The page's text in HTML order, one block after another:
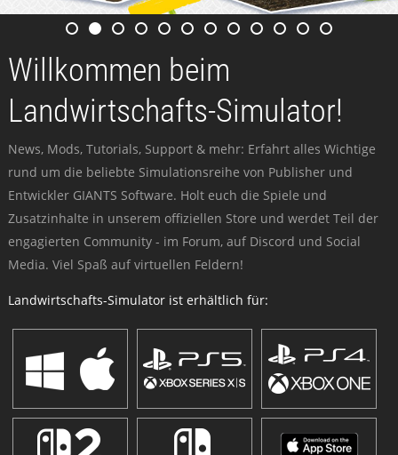
Willkommen beim
Landwirtschafts-Simulator!
News, Mods, Tutorials, Support & mehr: Erfahrt alles Wichtige
rund um die beliebte Simulationsreihe von Publisher und
Entwickler GIANTS Software. Holt euch die Spiele und
Zusatzinhalte in unserem offiziellen Store und werdet Teil der
engagierten Community - im Forum, auf Discord und Social
Media. Viel Spaß auf virtuellen Feldern!
Landwirtschafts-Simulator ist erhältlich für: